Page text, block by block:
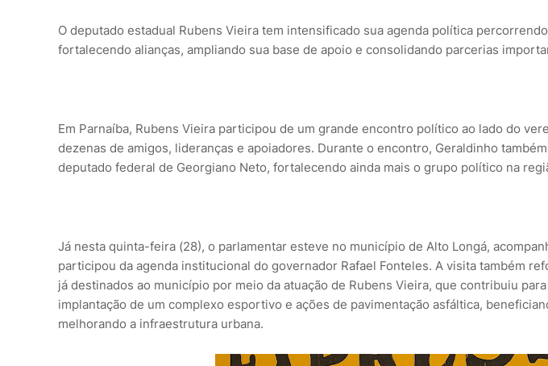
O deputado estadual Rubens Vieira tem intensificado sua agenda política
fortalecendo alianças, ampliando sua base de apoio e consolidando parcerias
Em Parnaíba, Rubens Vieira participou de um grande encontro político ao lado do
dezenas de amigos, lideranças e apoiadores. Durante o encontro, Geraldinho
deputado federal de Georgiano Neto, fortalecendo ainda mais o grupo político na
Já nesta quinta-feira (28), o parlamentar esteve no município de Alto Longá,
participou da agenda institucional do governador Rafael Fonteles. A visita também
já destinados ao município por meio da atuação de Rubens Vieira, que contribuiu
implantação de um complexo esportivo e ações de pavimentação asfáltica,
melhorando a infraestrutura urbana.